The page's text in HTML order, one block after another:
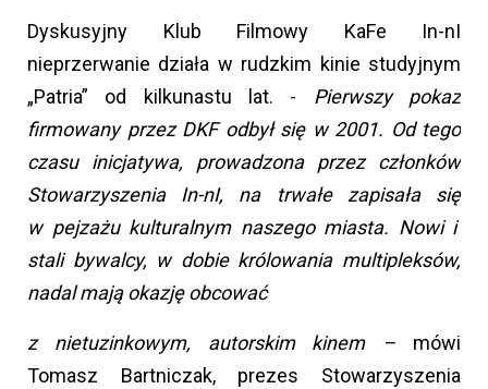
Dyskusyjny Klub Filmowy KaFe In-nI
nieprzerwanie działa w rudzkim kinie studyjnym
„Patria” od kilkunastu lat. - Pierwszy pokaz
firmowany przez DKF odbył się w 2001. Od tego
czasu inicjatywa, prowadzona przez członków
Stowarzyszenia In-nI, na trwałe zapisała się
w pejzażu kulturalnym naszego miasta. Nowi i
stali bywalcy, w dobie królowania multipleksów,
nadal mają okazję obcować
z nietuzinkowym, autorskim kinem – mówi
Tomasz Bartniczak, prezes Stowarzyszenia